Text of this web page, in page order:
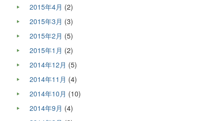
2015年4月 (2)
2015年3月 (3)
2015年2月 (5)
2015年1月 (2)
2014年12月 (5)
2014年11月 (4)
2014年10月 (10)
2014年9月 (4)